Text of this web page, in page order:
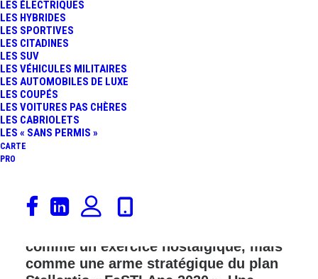
LES ÉLECTRIQUES
LES HYBRIDES
LES SPORTIVES
LES CITADINES
LES SUV
LES VÉHICULES MILITAIRES
LES AUTOMOBILES DE LUXE
LES COUPÉS
LES VOITURES PAS CHÈRES
LES CABRIOLETS
LES « SANS PERMIS »
CARTE
PRO
Citroën vient de déclencher l’un des
plus grands frissons automobiles de la
comme un exercice nostalgique, mais
comme une arme stratégique du plan